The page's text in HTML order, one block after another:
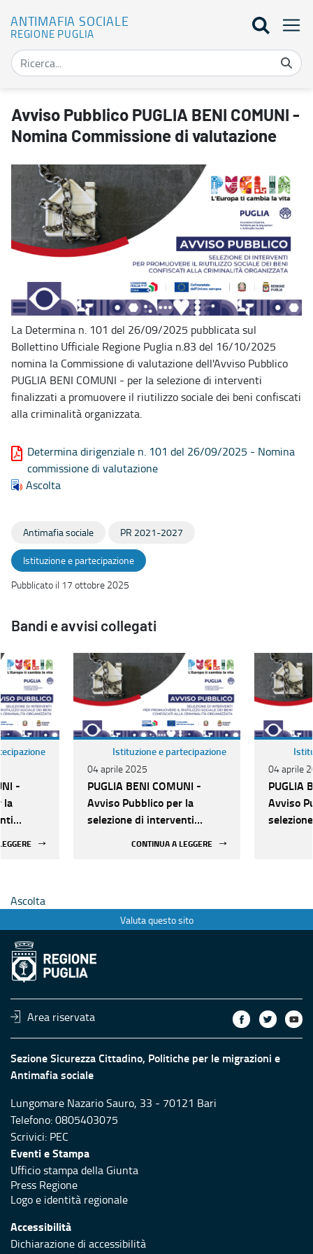
ANTIMAFIA SOCIALE
REGIONE PUGLIA
Avviso Pubblico PUGLIA BENI COMUNI - Nomina Commissione
Avviso Pubblico PUGLIA BENI COMUNI -
Nomina Commissione di valutazione
La Determina n. 101 del 26/09/2025 pubblicata sul
Bollettino Ufficiale Regione Puglia n.83 del 16/10/2025
nomina la Commissione di valutazione dell'Avviso Pubblico
PUGLIA BENI COMUNI - per la selezione di interventi
finalizzati a promuovere il riutilizzo sociale dei beni confiscati
alla criminalità organizzata.
Determina dirigenziale n. 101 del 26/09/2025 - Nomina
commissione di valutazione
Ascolta
Antimafia sociale PR 2021-2027
Istituzione e partecipazione
Pubblicato il 17 ottobre 2025
Bandi e avvisi collegati
-
la
Istituzione e partecipazione
04 aprile 2025
PUGLIA BENI COMUNI -
Avviso Pubblico per la
selezione di interventi
CONTINUA A LEGGERE
04 aprile
PUGLIA
Avviso
Ascolta
Valuta questo sito
Area riservata
Sezione Sicurezza Cittadino, Politiche per le migrazioni e
Antimafia sociale
Lungomare Nazario Sauro, 33 - 70121 Bari
Telefono: 0805403075
Scrivici: PEC
Eventi e Stampa
Ufficio stampa della Giunta
Press Regione
Logo e identità regionale
Accessibilità
Dichiarazione di accessibilità